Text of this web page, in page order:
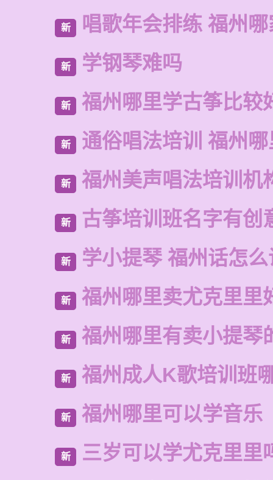
新 唱歌年会排练 福州
新 学钢琴难吗
新 福州哪里学古筝比较
新 通俗唱法培训 福州
新 福州美声唱法培训机
新 古筝培训班名字有创
新 学小提琴 福州话怎
新 福州哪里卖尤克里里
新 福州哪里有卖小提琴
新 福州成人K歌培训班
新 福州哪里可以学音乐
新 三岁可以学尤克里里